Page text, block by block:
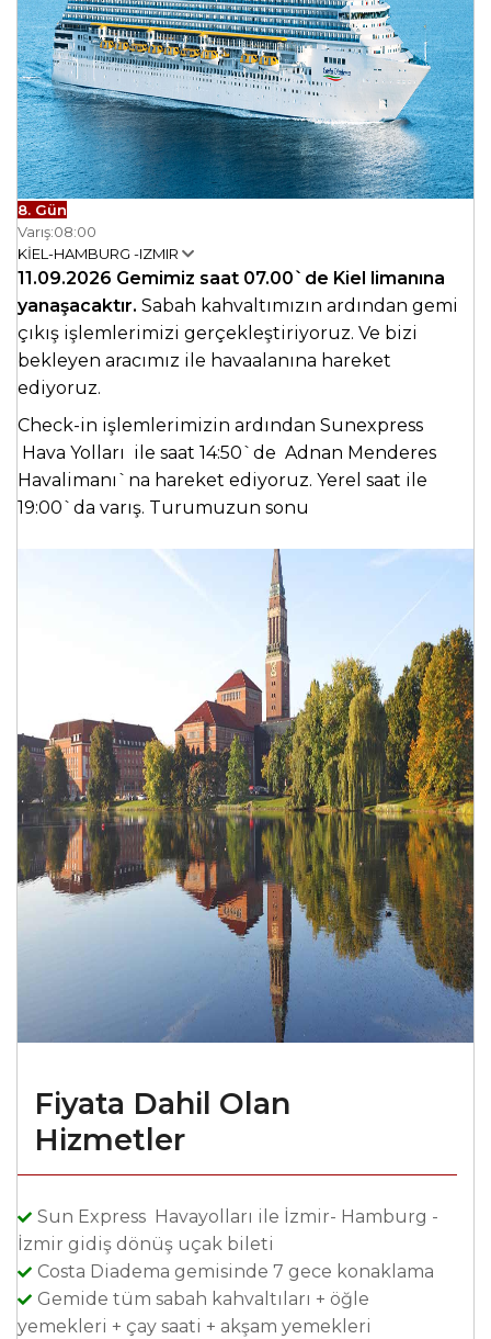
8. Gün
Varış:08:00
KİEL-HAMBURG -IZMIR
11.09.2026 Gemimiz saat 07.00`de Kiel limanına
yanaşacaktır. Sabah kahvaltımızın ardından gemi
çıkış işlemlerimizi gerçekleştiriyoruz. Ve bizi
bekleyen aracımız ile havaalanına hareket
ediyoruz.
Check-in işlemlerimizin ardından Sunexpress
Hava Yolları ile saat 14:50`de Adnan Menderes
Havalimanı`na hareket ediyoruz. Yerel saat ile
19:00`da varış. Turumuzun sonu
Fiyata Dahil Olan
Hizmetler
Sun Express Havayolları ile İzmir- Hamburg -
İzmir gidiş dönüş uçak bileti
Costa Diadema gemisinde 7 gece konaklama
Gemide tüm sabah kahvaltıları + öğle
yemekleri + çay saati + akşam yemekleri